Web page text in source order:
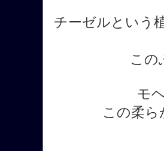
チーゼルという
この
モ
この柔ら